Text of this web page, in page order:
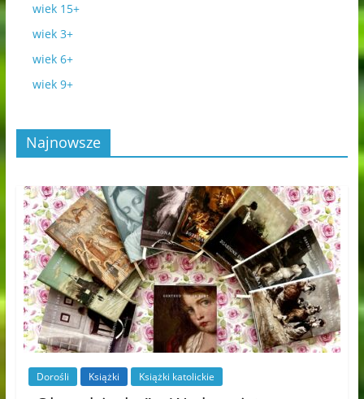
wiek 15+
wiek 3+
wiek 6+
wiek 9+
Najnowsze
Dorośli Książki Książki katolickie